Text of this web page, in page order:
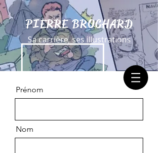
PIERRE BROCHARD
Sa carrière, ses illustrations
Prénom
Nom